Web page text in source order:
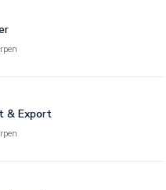
& Export